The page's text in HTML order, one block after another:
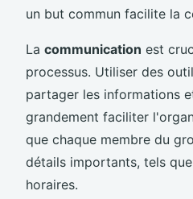
un but commun facilite la
La communication est
processus. Utiliser des
partager les informations
grandement faciliter
que chaque membre du
détails importants, tels
horaires.